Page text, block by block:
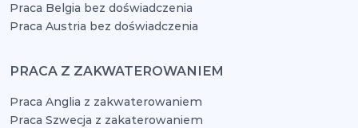
Praca Belgia bez doświadczenia
Praca Austria bez doświadczenia
PRACA Z ZAKWATEROWANIEM
Praca Anglia z zakwaterowaniem
Praca Szwecja z zakaterowaniem